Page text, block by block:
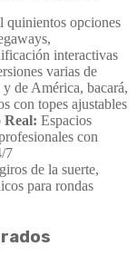
quinientos opciones
interactivas
varias de
de América, bacará,
con topes ajustables
Real: Espacios
con
7
de la suerte,
para rondas